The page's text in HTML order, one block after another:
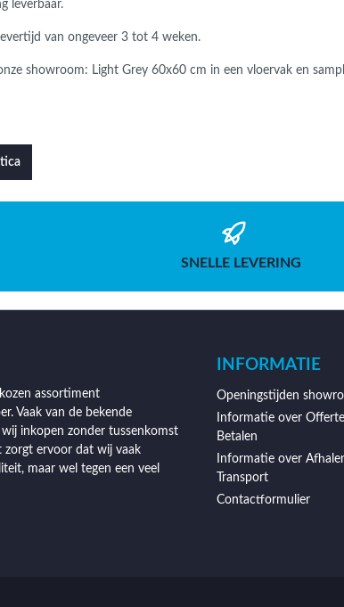
leverbaar.
van ongeveer 3 tot 4 weken.
showroom: Light Grey 60x60 cm in een vloervak en
SNELLE LEVERING
assortiment
Vaak van de bekende
wij inkopen zonder tussenkomst
zorgt ervoor dat wij vaak
maar wel tegen een veel
INFORMATIE
Openingstijden
Informatie over
Betalen
Informatie over
Transport
Contactformulier